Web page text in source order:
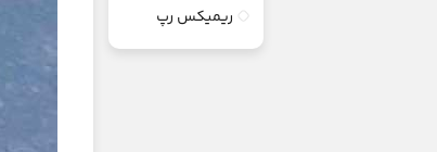
ریمیکس رپ